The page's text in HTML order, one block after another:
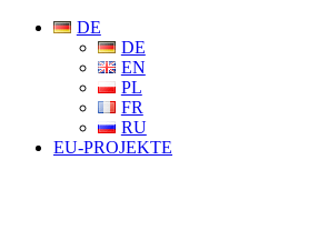
DE
DE
EN
PL
FR
RU
EU-PROJEKTE